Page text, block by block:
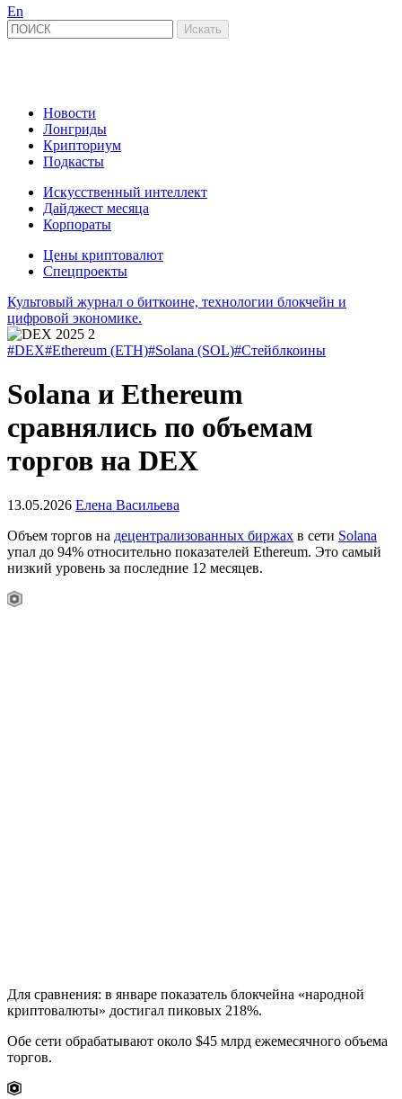
En
Новости
Лонгриды
Крипториум
Подкасты
Искусственный интеллект
Дайджест месяца
Корпораты
Цены криптовалют
Спецпроекты
Культовый журнал о биткоине, технологии блокчейн и
цифровой экономике.
#DEX#Ethereum (ETH)#Solana (SOL)#Стейблкоины
Solana и Ethereum
сравнялись по объемам
торгов на DEX
13.05.2026 Елена Васильева
Объем торгов на децентрализованных биржах в сети Solana
упал до 94% относительно показателей Ethereum. Это самый
низкий уровень за последние 12 месяцев.
Для сравнения: в январе показатель блокчейна «народной
криптовалюты» достигал пиковых 218%.
Обе сети обрабатывают около $45 млрд ежемесячного объема
торгов.